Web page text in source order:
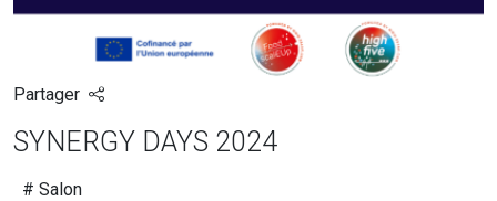
Partager
SYNERGY DAYS 2024
# Salon